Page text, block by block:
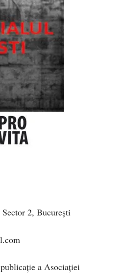
2, București
a Asociaţiei